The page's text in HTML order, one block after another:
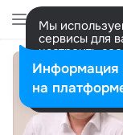
Мы
сервисы для
настроить
Разрешить
Информация
на